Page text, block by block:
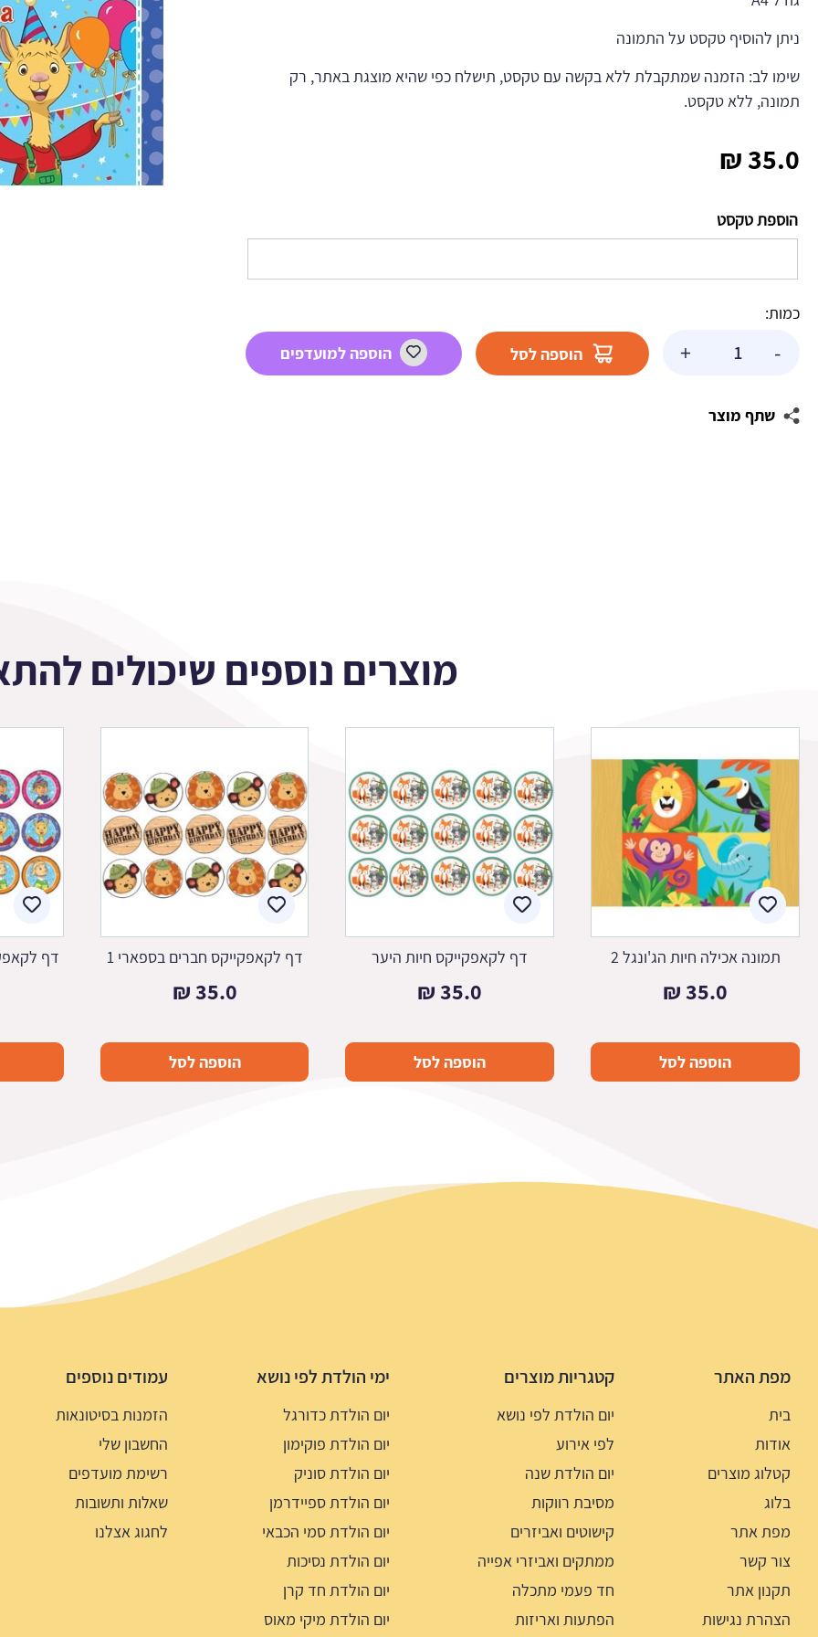
ניתן להוסיף טקסט על התמונה
שימו לב: הזמנה שמתקבלת ללא בקשה עם טקסט, תישלח כפי שהיא מוצגת באתר, רק
תמונה, ללא טקסט.
35.0
₪
הוספת טקסט
כמות:
-
של
לאמה
+ הוספה לסל הוספה למועדפים
שתף מוצר
מוצרים נוספים שיכולים
תמונה אכילה חיות הג'ונגל 2
35.0
₪
הוספה לסל
דף לקאפקייקס חיות היער
35.0
₪
הוספה לסל
דף לקאפקייקס חברים בספארי 1
35.0
₪
הוספה לסל
דף
מפת האתר
בית
אודות
קטלוג מוצרים
בלוג
מפת אתר
צור קשר
תקנון אתר
הצהרת נגישות
קטגריות מוצרים
יום הולדת לפי נושא
לפי אירוע
יום הולדת שנה
מסיבת רווקות
קישוטים ואביזרים
ממתקים ואביזרי אפייה
חד פעמי מתכלה
הפתעות ואריזות
ימי הולדת לפי נושא
יום הולדת כדורגל
יום הולדת פוקימון
יום הולדת סוניק
יום הולדת ספיידרמן
יום הולדת סמי הכבאי
יום הולדת נסיכות
יום הולדת חד קרן
יום הולדת מיקי מאוס
עמודים נוספים
הזמנות בסיטונאות
החשבון שלי
רשימת מועדפים
שאלות ותשובות
לחגוג אצלנו